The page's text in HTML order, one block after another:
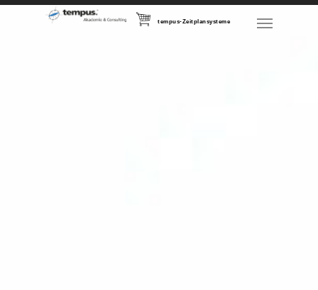
tempus-Zeitplansysteme